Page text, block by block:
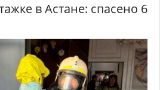
в Астане: спасено 6